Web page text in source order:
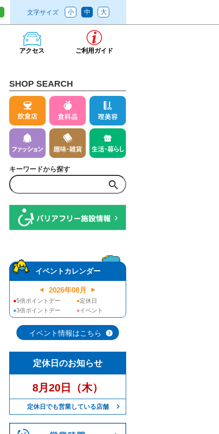
文字サイズ 小 中 大
アクセス ご利用ガイド
SHOP SEARCH
キーワードから探す
イベントカレンダー
2026年08月
●5倍ポイントデー ●定休日
●3倍ポイントデー ●イベント
イベント情報はこちら
定休日のお知らせ
8月20日（木）
定休日でも営業している店舗